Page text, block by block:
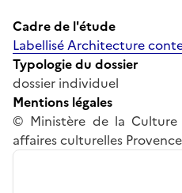
Cadre de l'étude
Labellisé Architecture
Typologie du dossier
dossier individuel
Mentions légales
© Ministère de la
affaires culturelles